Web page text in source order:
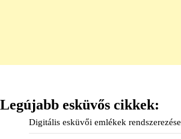
Legújabb esküvős cikkek:
Digitális esküvői emlékek rendszerezése